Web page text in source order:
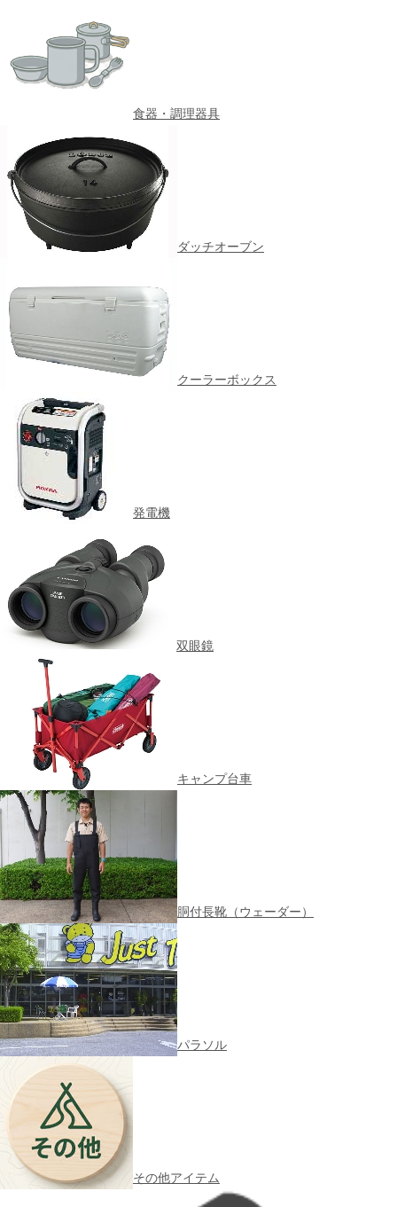
食器・調理器具
ダッチオーブン
クーラーボックス
発電機
双眼鏡
キャンプ台車
胴付長靴（ウェーダー）
パラソル
その他アイテム